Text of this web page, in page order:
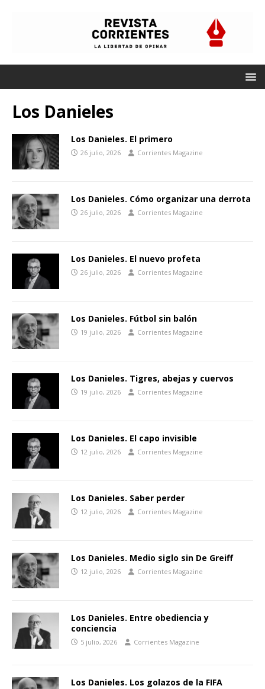
Los Danieles
Los Danieles. El primero
26 julio, 2026 Corrientes Magazine
Los Danieles. Cómo organizar una derrota
26 julio, 2026 Corrientes Magazine
Los Danieles. El nuevo profeta
26 julio, 2026 Corrientes Magazine
Los Danieles. Fútbol sin balón
19 julio, 2026 Corrientes Magazine
Los Danieles. Tigres, abejas y cuervos
19 julio, 2026 Corrientes Magazine
Los Danieles. El capo invisible
12 julio, 2026 Corrientes Magazine
Los Danieles. Saber perder
12 julio, 2026 Corrientes Magazine
Los Danieles. Medio siglo sin De Greiff
12 julio, 2026 Corrientes Magazine
Los Danieles. Entre obediencia y
conciencia
5 julio, 2026 Corrientes Magazine
Los Danieles. Los golazos de la FIFA